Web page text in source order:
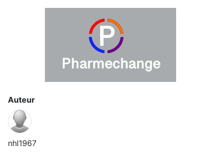
Auteur
nhl1967